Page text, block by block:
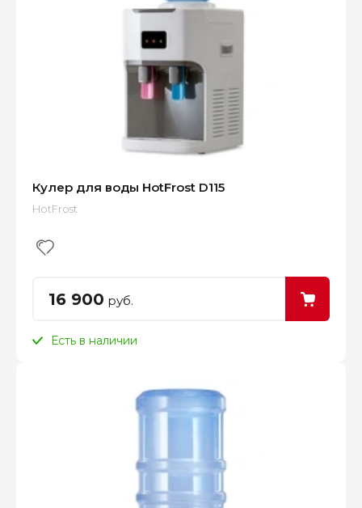
Кулер для воды HotFrost D115
HotFrost
16 900 руб.
Есть в наличии